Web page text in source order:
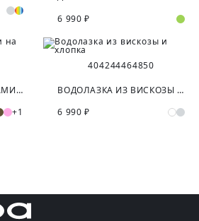
6 990 ₽
ВОДОЛАЗКА С РАЗРЕЗАМИ НА РУКАВАХ
+1
404244464850
ВОДОЛАЗКА ИЗ ВИСКОЗЫ И ХЛОПКА
6 990 ₽